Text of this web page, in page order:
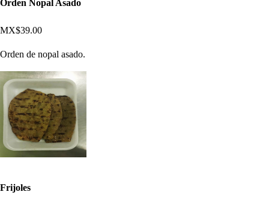
Orden Nopal Asado
MX$39.00
Orden de nopal asado.
Frijoles